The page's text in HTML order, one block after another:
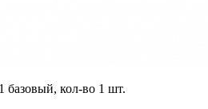
базовый, кол-во 1 шт.